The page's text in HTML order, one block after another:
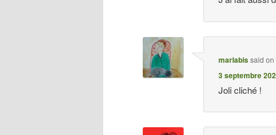
marlabissaid on
3 septembre
Joli cliché !